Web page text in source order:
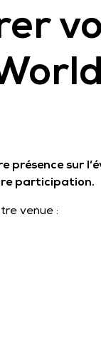
sur
participation.
venue :